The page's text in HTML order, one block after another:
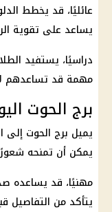
عائليًا، قد يخطط
يساعد على تقوية
دراسيًا، يستفيد
مهمة قد تساعدهم
برج الحوت
يميل برج الحوت إلى
يمكن أن تمنحه شعورًا
مهنيًا، قد يساعده
يتأكد من التفاصيل